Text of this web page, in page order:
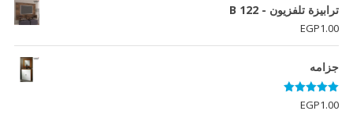
ترابيزة تلفزيون - B 122
EGP1.00
جزامه
تم التقييم
5.00
من 5
EGP1.00